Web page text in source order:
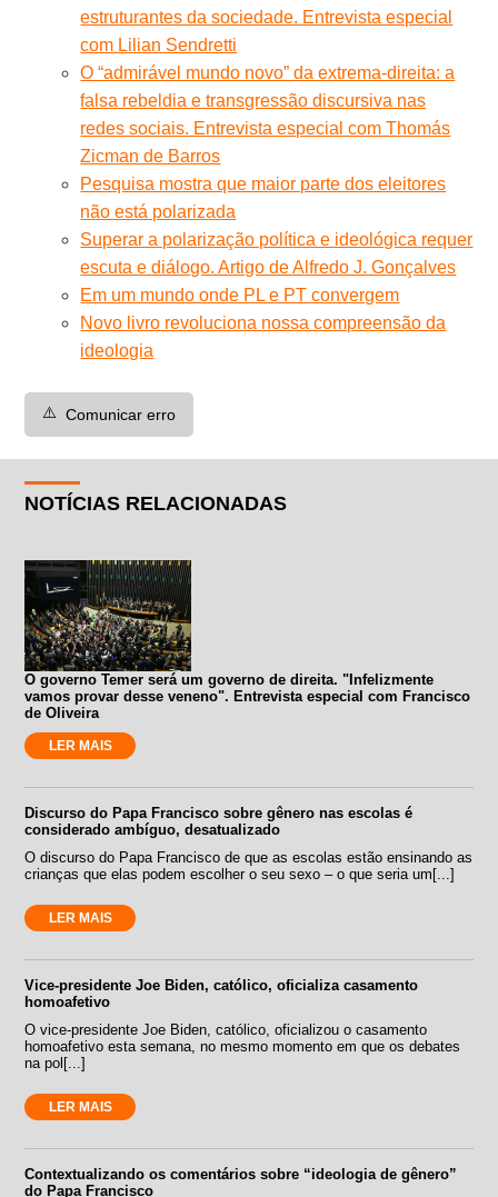
estruturantes da sociedade. Entrevista especial
com Lilian Sendretti
O “admirável mundo novo” da extrema-direita: a
falsa rebeldia e transgressão discursiva nas
redes sociais. Entrevista especial com Thomás
Zicman de Barros
Pesquisa mostra que maior parte dos eleitores
não está polarizada
Superar a polarização política e ideológica requer
escuta e diálogo. Artigo de Alfredo J. Gonçalves
Em um mundo onde PL e PT convergem
Novo livro revoluciona nossa compreensão da
ideologia
⚠️ Comunicar erro
NOTÍCIAS RELACIONADAS
O governo Temer será um governo de direita. "Infelizmente
vamos provar desse veneno". Entrevista especial com Francisco
de Oliveira
LER MAIS
Discurso do Papa Francisco sobre gênero nas escolas é
considerado ambíguo, desatualizado
O discurso do Papa Francisco de que as escolas estão ensinando as
crianças que elas podem escolher o seu sexo – o que seria um[...]
LER MAIS
Vice-presidente Joe Biden, católico, oficializa casamento
homoafetivo
O vice-presidente Joe Biden, católico, oficializou o casamento
homoafetivo esta semana, no mesmo momento em que os debates
na pol[...]
LER MAIS
Contextualizando os comentários sobre “ideologia de gênero”
do Papa Francisco